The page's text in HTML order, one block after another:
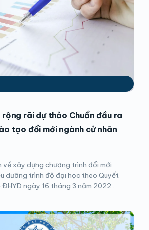
rộng rãi dự thảo Chuẩn đầu ra
tạo đổi mới ngành cử nhân
về xây dựng chương trình đổi mới
dưỡng trình độ đại học theo Quyết
ngày 16 tháng 3 năm 2022...